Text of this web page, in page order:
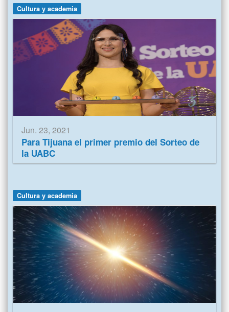
Cultura y academia
Jun. 23, 2021
Para Tijuana el primer premio del Sorteo de
la UABC
Cultura y academia